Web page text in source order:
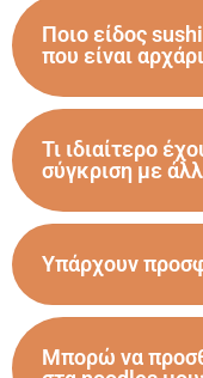
Ποιο είδος
που είναι
Τι ιδιαίτερο
σύγκριση με
Υπάρχουν
Μπορώ να
στα noodles